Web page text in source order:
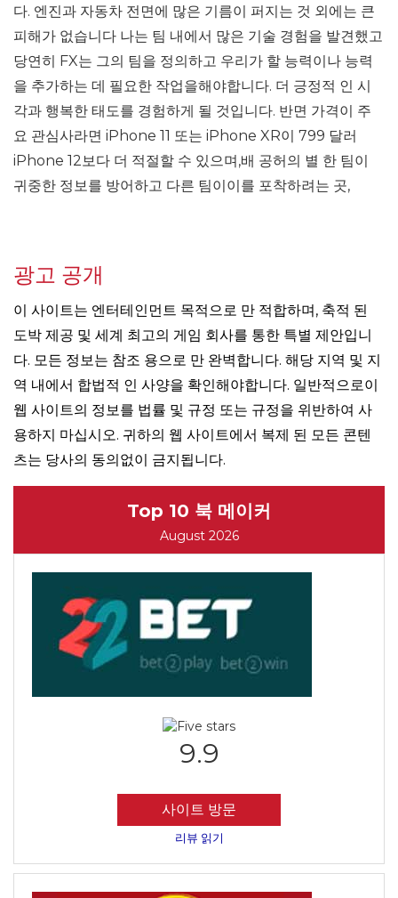
다. 엔진과 자동차 전면에 많은 기름이 퍼지는 것 외에는 큰
피해가 없습니다 나는 팀 내에서 많은 기술 경험을 발견했고
당연히 FX는 그의 팀을 정의하고 우리가 할 능력이나 능력
을 추가하는 데 필요한 작업을해야합니다. 더 긍정적 인 시
각과 행복한 태도를 경험하게 될 것입니다. 반면 가격이 주
요 관심사라면 iPhone 11 또는 iPhone XR이 799 달러
iPhone 12보다 더 적절할 수 있으며,배 공허의 별 한 팀이
귀중한 정보를 방어하고 다른 팀이이를 포착하려는 곳,
광고 공개
이 사이트는 엔터테인먼트 목적으로 만 적합하며, 축적 된
도박 제공 및 세계 최고의 게임 회사를 통한 특별 제안입니
다. 모든 정보는 참조 용으로 만 완벽합니다. 해당 지역 및 지
역 내에서 합법적 인 사양을 확인해야합니다. 일반적으로이
웹 사이트의 정보를 법률 및 규정 또는 규정을 위반하여 사
용하지 마십시오. 귀하의 웹 사이트에서 복제 된 모든 콘텐
츠는 당사의 동의없이 금지됩니다.
Top 10 북 메이커
August 2026
9.9
사이트 방문
리뷰 읽기